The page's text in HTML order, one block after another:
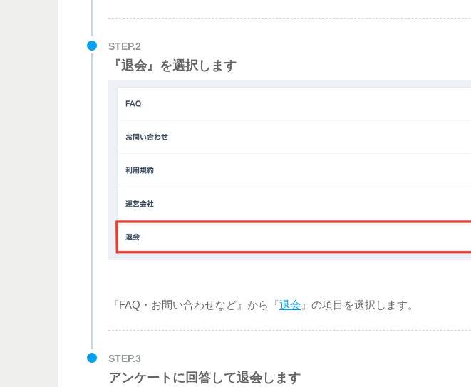
STEP.2
『退会』を選択します
『FAQ・お問い合わせなど』から『退会 』の項目を選択します。
STEP.3
アンケートに回答して退会します